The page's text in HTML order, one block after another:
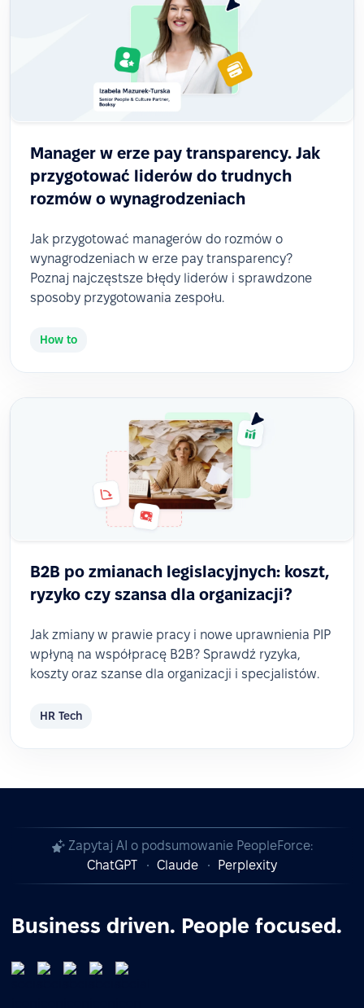
Manager w erze pay transparency. Jak
przygotować liderów do trudnych
rozmów o wynagrodzeniach
Jak przygotować managerów do rozmów o
wynagrodzeniach w erze pay transparency?
Poznaj najczęstsze błędy liderów i sprawdzone
sposoby przygotowania zespołu.
How to
B2B po zmianach legislacyjnych: koszt,
ryzyko czy szansa dla organizacji?
Jak zmiany w prawie pracy i nowe uprawnienia PIP
wpłyną na współpracę B2B? Sprawdź ryzyka,
koszty oraz szanse dla organizacji i specjalistów.
HR Tech
Zapytaj AI o podsumowanie PeopleForce:
ChatGPT
Claude Perplexity
Business driven. People focused.